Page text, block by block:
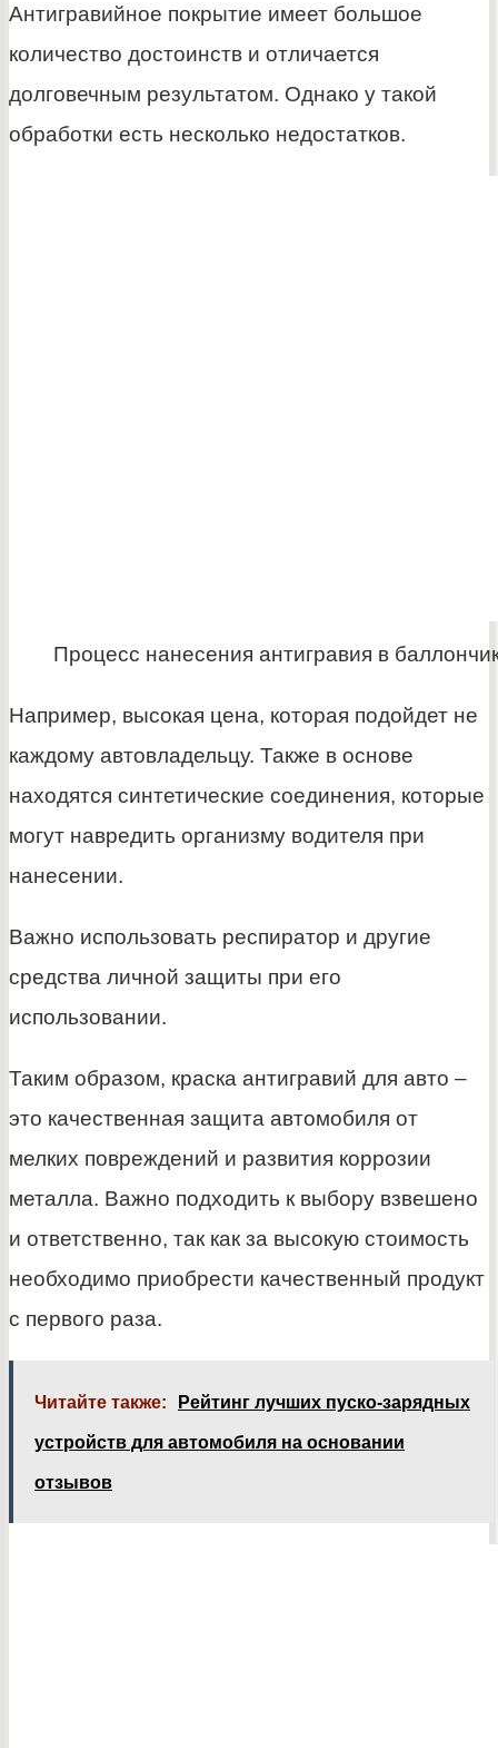
Антигравийное покрытие имеет большое
количество достоинств и отличается
долговечным результатом. Однако у такой
обработки есть несколько недостатков.
Процесс нанесения антигравия в
Например, высокая цена, которая подойдет не
каждому автовладельцу. Также в основе
находятся синтетические соединения, которые
могут навредить организму водителя при
нанесении.
Важно использовать респиратор и другие
средства личной защиты при его
использовании.
Таким образом, краска антигравий для авто –
это качественная защита автомобиля от
мелких повреждений и развития коррозии
металла. Важно подходить к выбору взвешено
и ответственно, так как за высокую стоимость
необходимо приобрести качественный продукт
с первого раза.
Читайте также: Рейтинг лучших пуско-зарядных
устройств для автомобиля на основании
отзывов